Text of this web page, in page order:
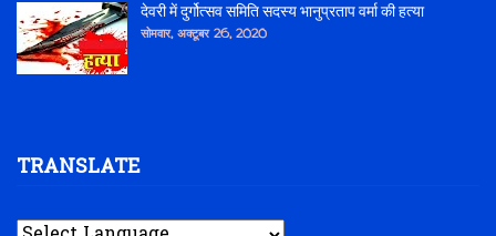
देवरी में दुर्गोत्सव समिति सदस्य भानुप्रताप वर्मा की हत्या
सोमवार, अक्टूबर 26, 2020
TRANSLATE